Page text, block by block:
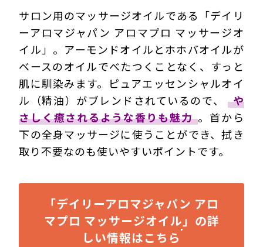
サロン用のマッサージオイルである「デイリ
ーアロマジャパン アロマプロ マッサージオ
イル」。アーモンドオイルとホホバオイルが
ベースのオイルでべたつくことなく、すっと
肌に馴染みます。ピュアエッセンシャルオイ
ル（精油）がブレンドされているので、
や
さしく癒されるような香りも魅力 。首から
下の全身マッサージに使うことができ、拭き
取り不要なのも使いやすいポイントです。
「デイリーアロマジャパン アロ
マプロ マッサージオイル」の詳
しい情報はこちら